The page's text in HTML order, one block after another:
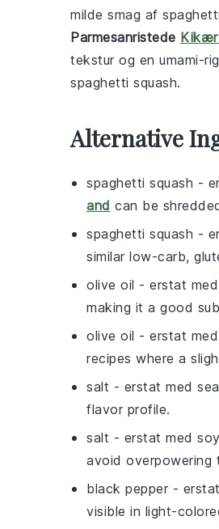
milde smag af
Parmesanristede
tekstur og en umami-
spaghetti squash.
Alternative
spaghetti squash -
and can be
spaghetti squash -
similar low-carb,
olive oil - erstat med
making it a good
olive oil - erstat med
recipes where a
salt - erstat med
flavor profile.
salt - erstat med
avoid overpowering
black pepper -
visible in light-